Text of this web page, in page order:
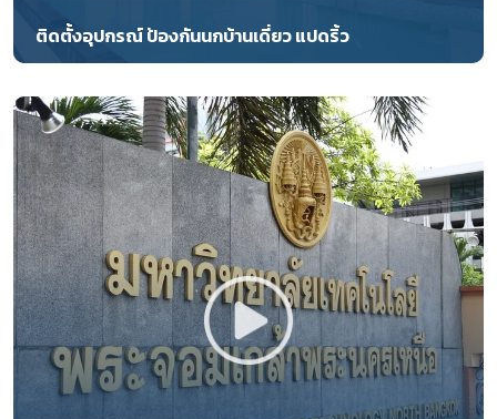
ติดตั้งอุปกรณ์ ป้องกันนกบ้านเดี่ยว แปดริ้ว